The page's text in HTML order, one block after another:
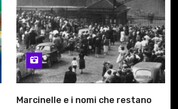
Marcinelle e i nomi che restano